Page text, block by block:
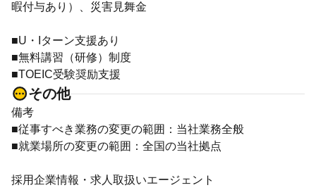
暇付与あり）、災害見舞金
■U・Iターン支援あり
■無料講習（研修）制度
■TOEIC受験奨励支援
その他
備考
■従事すべき業務の変更の範囲：当社業務全般
■就業場所の変更の範囲：全国の当社拠点
採用企業情報・求人取扱いエージェント